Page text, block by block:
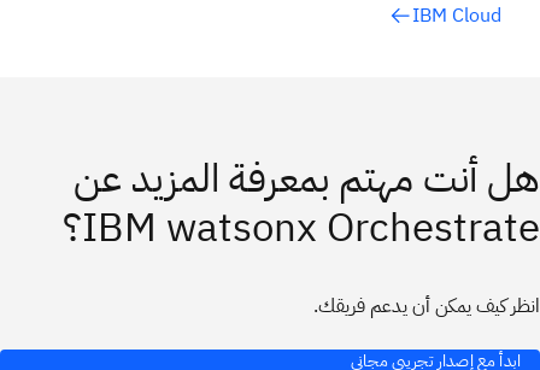
IBM Cloud
هل أنت مهتم بمعرفة المزيد عن
IBM watsonx Orchestrate؟
انظر كيف يمكن أن يدعم فريقك.
ابدأ مع إصدار تجريبي مجاني